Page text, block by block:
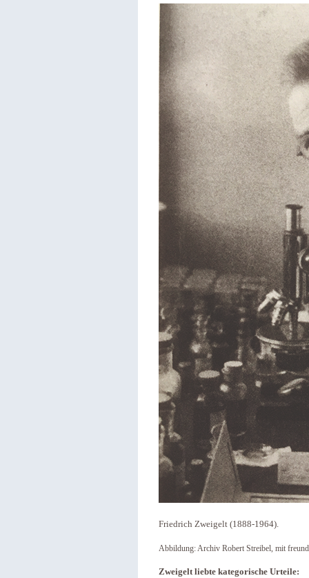
Friedrich Zweigelt (1888-1964).
Abbildung: Archiv Robert Streibel, mit
Zweigelt liebte kategorische Urteile: